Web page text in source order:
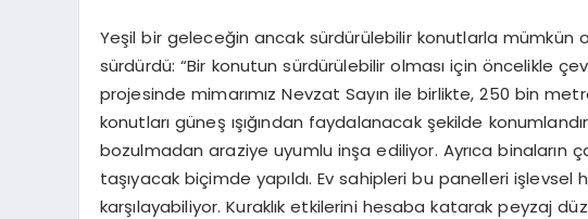
Yeşil bir geleceğin ancak sürdürülebilir konutlarla mümkün
sürdürdü: “Bir konutun sürdürülebilir olması için öncelikle
projesinde mimarımız Nevzat Sayın ile birlikte, 250 bin
konutları güneş ışığından faydalanacak şekilde
bozulmadan araziye uyumlu inşa ediliyor. Ayrıca binaların
taşıyacak biçimde yapıldı. Ev sahipleri bu panelleri
karşılayabiliyor. Kuraklık etkilerini hesaba katarak peyzaj